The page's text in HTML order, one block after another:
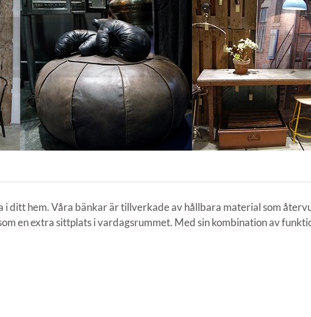
i ditt hem. Våra bänkar är tillverkade av hållbara material som
en extra sittplats i vardagsrummet. Med sin kombination av